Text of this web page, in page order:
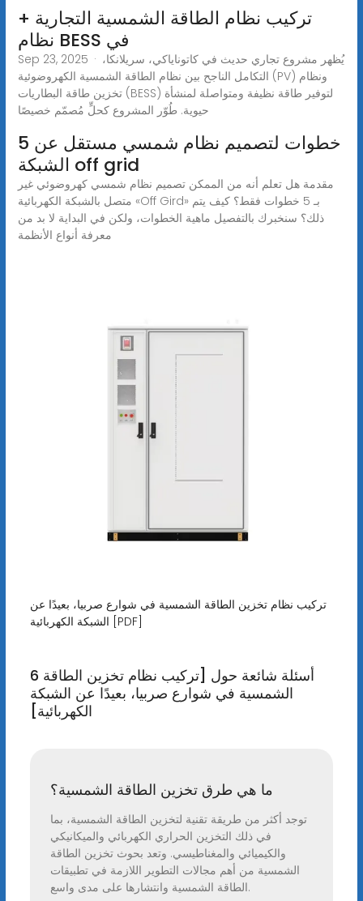
تركيب نظام الطاقة الشمسية التجارية +
نظام BESS في
Sep 23, 2025 · يُظهر مشروع تجاري حديث في كاتوناياكي، سريلانكا،
التكامل الناجح بين نظام الطاقة الشمسية الكهروضوئية (PV) ونظام
تخزين طاقة البطاريات (BESS) لتوفير طاقة نظيفة ومتواصلة لمنشأة
حيوية. طُوّر المشروع كحلٍّ مُصمّم خصيصًا
5 خطوات لتصميم نظام شمسي مستقل عن
الشبكة off grid
مقدمة هل تعلم أنه من الممكن تصميم نظام شمسي كهروضوئي غير
متصل بالشبكة الكهربائية «Off Gird» بـ 5 خطوات فقط؟ كيف يتم
ذلك؟ سنخبرك بالتفصيل ماهية الخطوات، ولكن في البداية لا بد من
معرفة أنواع الأنظمة
تركيب نظام تخزين الطاقة الشمسية في شوارع صربيا، بعيدًا عن
الشبكة الكهربائية [PDF]
6 أسئلة شائعة حول [تركيب نظام تخزين الطاقة
الشمسية في شوارع صربيا، بعيدًا عن الشبكة
الكهربائية]
ما هي طرق تخزين الطاقة الشمسية؟
توجد أكثر من طريقة تقنية لتخزين الطاقة الشمسية، بما
في ذلك التخزين الحراري الكهربائي والميكانيكي
والكيميائي والمغناطيسي. وتعد بحوث تخزين الطاقة
الشمسية من أهم مجالات التطوير اللازمة في تطبيقات
الطاقة الشمسية وانتشارها على مدى واسع.